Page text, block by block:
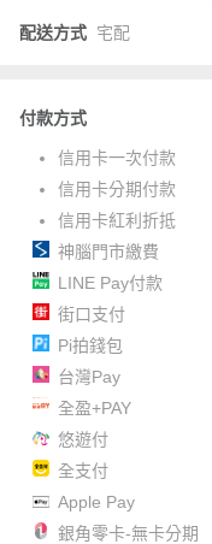
配送方式 宅配
付款方式
信用卡一次付款
信用卡分期付款
信用卡紅利折抵
神腦門市繳費
LINE Pay付款
街口支付
Pi拍錢包
台灣Pay
全盈+PAY
悠遊付
全支付
Apple Pay
銀角零卡-無卡分期